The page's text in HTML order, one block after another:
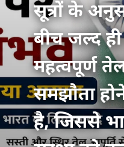
सूत्रों के
बीच जल्द
महत्वपूर्ण
समझौता
है, जिससे